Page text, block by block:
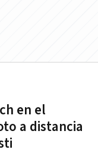
en el
a distancia